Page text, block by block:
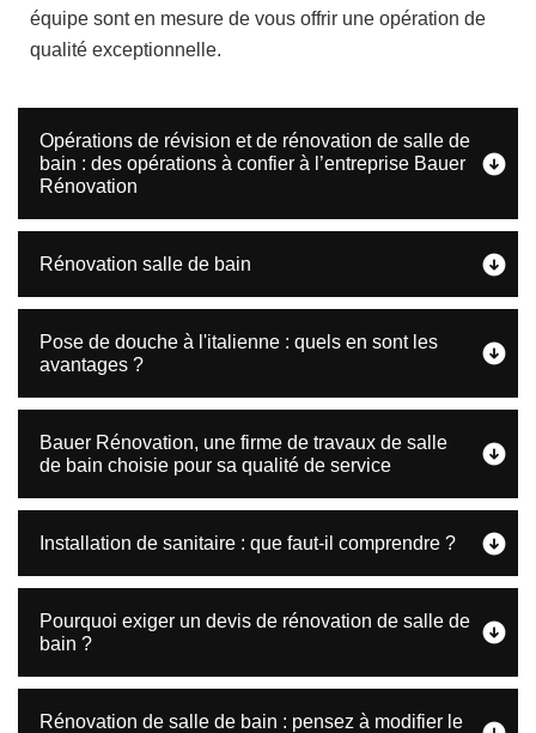
équipe sont en mesure de vous offrir une opération de
qualité exceptionnelle.
Opérations de révision et de rénovation de salle de
bain : des opérations à confier à l’entreprise Bauer
Rénovation
Rénovation salle de bain
Pose de douche à l'italienne : quels en sont les
avantages ?
Bauer Rénovation, une firme de travaux de salle
de bain choisie pour sa qualité de service
Installation de sanitaire : que faut-il comprendre ?
Pourquoi exiger un devis de rénovation de salle de
bain ?
Rénovation de salle de bain : pensez à modifier le